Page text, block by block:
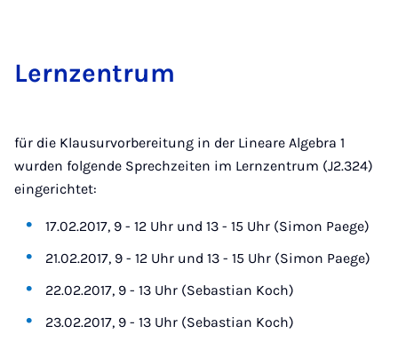
Lernzen­trum
für die Klausurvorbereitung in der Lineare Algebra 1
wurden folgende Sprechzeiten im Lernzentrum (J2.324)
eingerichtet:
17.02.2017, 9 - 12 Uhr und 13 - 15 Uhr (Simon Paege)
21.02.2017, 9 - 12 Uhr und 13 - 15 Uhr (Simon Paege)
22.02.2017, 9 - 13 Uhr (Sebastian Koch)
23.02.2017, 9 - 13 Uhr (Sebastian Koch)